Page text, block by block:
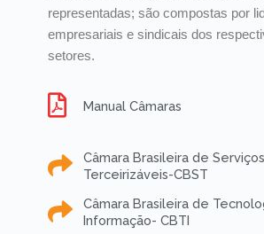
representadas; são compostas por
empresariais e sindicais dos
setores.
Manual Câmaras
Câmara Brasileira de Serviços
Terceirizáveis-CBST
Câmara Brasileira de
Informação- CBTI